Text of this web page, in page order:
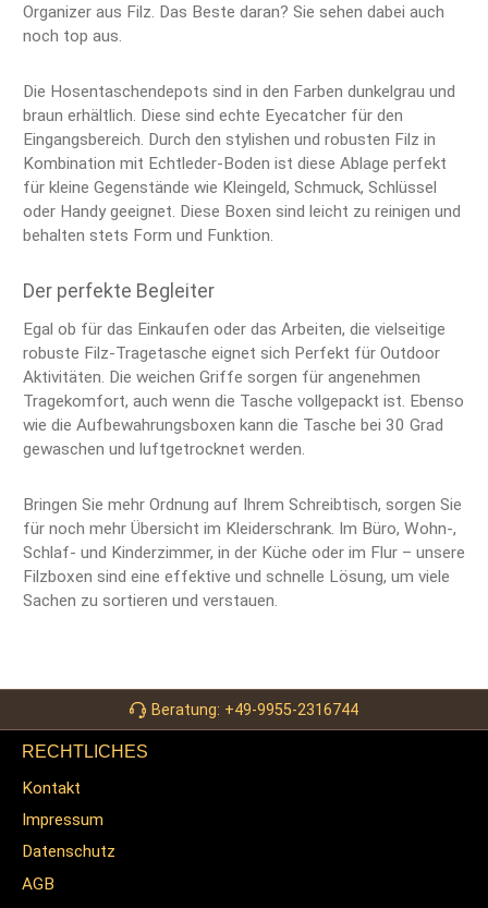
Organizer aus Filz. Das Beste daran? Sie sehen dabei auch
noch top aus.
Die Hosentaschendepots sind in den Farben dunkelgrau und
braun erhältlich. Diese sind echte Eyecatcher für den
Eingangsbereich. Durch den stylishen und robusten Filz in
Kombination mit Echtleder-Boden ist diese Ablage perfekt
für kleine Gegenstände wie Kleingeld, Schmuck, Schlüssel
oder Handy geeignet. Diese Boxen sind leicht zu reinigen und
behalten stets Form und Funktion.
Der perfekte Begleiter
Egal ob für das Einkaufen oder das Arbeiten, die vielseitige
robuste Filz-Tragetasche eignet sich Perfekt für Outdoor
Aktivitäten. Die weichen Griffe sorgen für angenehmen
Tragekomfort, auch wenn die Tasche vollgepackt ist. Ebenso
wie die Aufbewahrungsboxen kann die Tasche bei 30 Grad
gewaschen und luftgetrocknet werden.
Bringen Sie mehr Ordnung auf Ihrem Schreibtisch, sorgen Sie
für noch mehr Übersicht im Kleiderschrank. Im Büro, Wohn-,
Schlaf- und Kinderzimmer, in der Küche oder im Flur – unsere
Filzboxen sind eine effektive und schnelle Lösung, um viele
Sachen zu sortieren und verstauen.
Beratung: +49-9955-2316744
RECHTLICHES
Kontakt
Impressum
Datenschutz
AGB